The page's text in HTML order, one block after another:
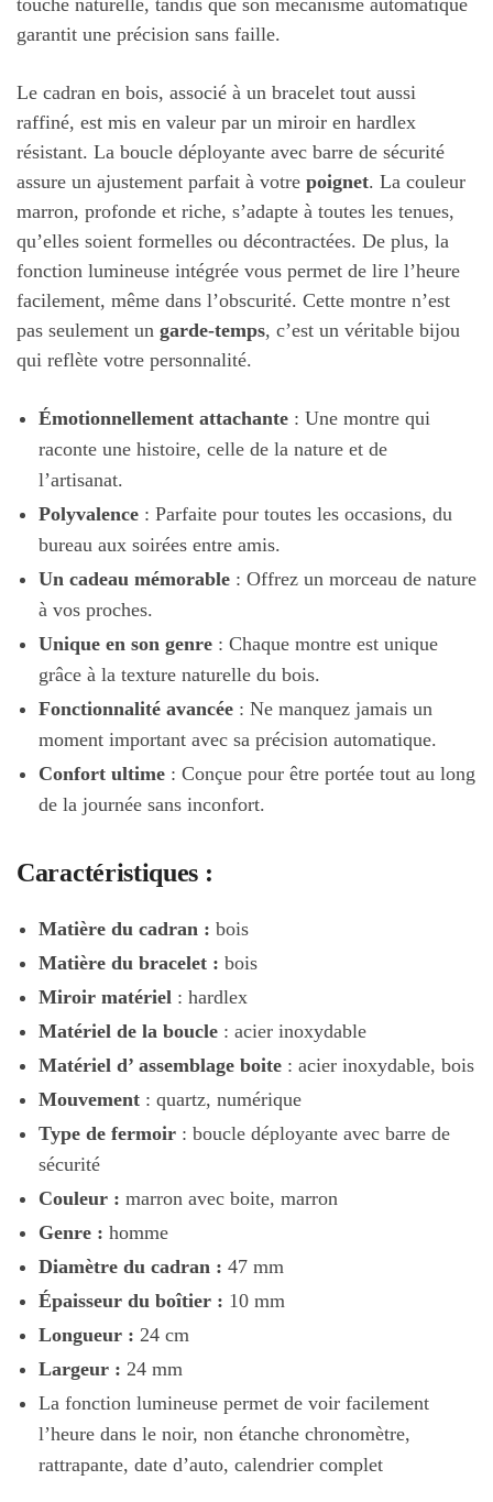
touche naturelle, tandis que son mécanisme automatique
garantit une précision sans faille.
Le cadran en bois, associé à un bracelet tout aussi
raffiné, est mis en valeur par un miroir en hardlex
résistant. La boucle déployante avec barre de sécurité
assure un ajustement parfait à votre poignet. La couleur
marron, profonde et riche, s’adapte à toutes les tenues,
qu’elles soient formelles ou décontractées. De plus, la
fonction lumineuse intégrée vous permet de lire l’heure
facilement, même dans l’obscurité. Cette montre n’est
pas seulement un garde-temps, c’est un véritable bijou
qui reflète votre personnalité.
Émotionnellement attachante : Une montre qui
raconte une histoire, celle de la nature et de
l’artisanat.
Polyvalence : Parfaite pour toutes les occasions, du
bureau aux soirées entre amis.
Un cadeau mémorable : Offrez un morceau de nature
à vos proches.
Unique en son genre : Chaque montre est unique
grâce à la texture naturelle du bois.
Fonctionnalité avancée : Ne manquez jamais un
moment important avec sa précision automatique.
Confort ultime : Conçue pour être portée tout au long
de la journée sans inconfort.
Caractéristiques :
Matière du cadran : bois
Matière du bracelet : bois
Miroir matériel : hardlex
Matériel de la boucle : acier inoxydable
Matériel d’ assemblage boite : acier inoxydable, bois
Mouvement : quartz, numérique
Type de fermoir : boucle déployante avec barre de
sécurité
Couleur : marron avec boite, marron
Genre : homme
Diamètre du cadran : 47 mm
Épaisseur du boîtier : 10 mm
Longueur : 24 cm
Largeur : 24 mm
La fonction lumineuse permet de voir facilement
l’heure dans le noir, non étanche chronomètre,
rattrapante, date d’auto, calendrier complet